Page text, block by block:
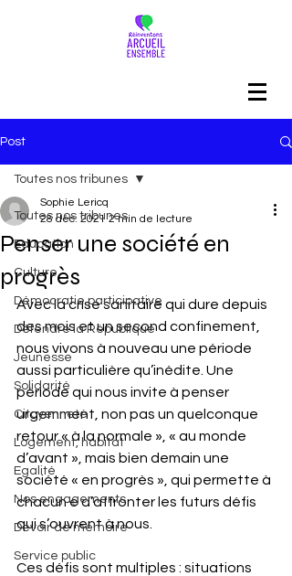
Post
Toutes nos tribunes
Education
Culture
Démocratie participative
Défendre la République
Jeunesse
Solidarité
Citoyenneté
Logement, habitat
Egalité
Nos engagements
Devoir de mémoire
Service public
Toutes nos tribunes
Penser une société en
progrès
Sophie Lericq
28 déc. 2021 2 min de lecture
Avec la crise sanitaire qui dure depuis
des mois et un second confinement,
nous vivons à nouveau une période
aussi particulière qu’inédite. Une
période qui nous invite à penser
urgemment, non pas un quelconque
retour « à la normale », « au monde
d’avant », mais bien demain une
société « en progrès », qui permette à
chacun·e d’affronter les futurs défis
qui s’ouvrent à nous.
Ces défis sont multiples : situations